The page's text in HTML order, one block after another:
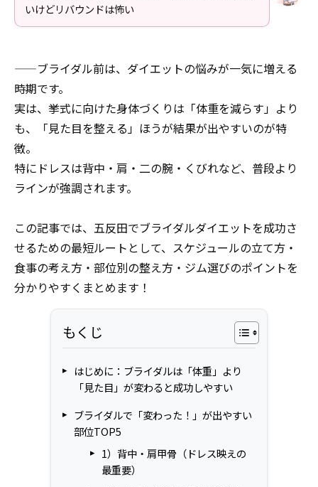
いけどリバウンドは怖い
——ブライダル前は、ダイエットの悩みが一気に増える
時期です。
実は、挙式に向けた身体づくりは「体重を減らす」より
も、「見た目を整える」ほうが結果が出やすいのが特
徴。
特にドレスは背中・肩・二の腕・くびれなど、普段より
ラインが強調されます。
この記事では、五反田でブライダルダイエットを成功さ
せるための最短ルートとして、スケジュールの立て方・
食事の考え方・部位別の整え方・ジム選びのポイントを
分かりやすくまとめます！
もくじ
はじめに：ブライダルは「体重」より
「見た目」が変わると成功しやすい
ブライダルで「変わった！」が出やすい
部位TOP5
1）背中・肩甲骨（ドレス映えの
最重要）